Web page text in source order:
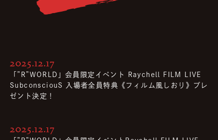
2025.12.17
「”R”WORLD」会員限定イベント Raychell FILM LIVE
SubconsciouS 入場者全員特典《フィルム風しおり》プレ
ゼント決定！
2025.12.17